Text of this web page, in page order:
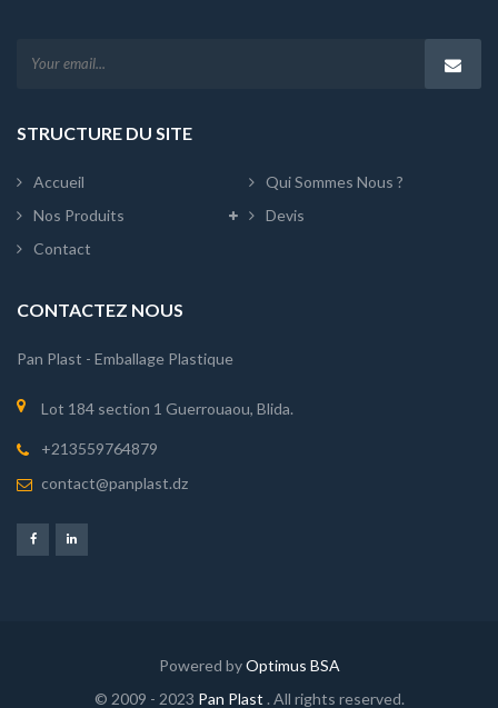
STRUCTURE DU SITE
Accueil
Qui Sommes Nous ?
Nos Produits
Devis
Contact
CONTACTEZ NOUS
Pan Plast - Emballage Plastique
Lot 184 section 1 Guerrouaou, Blida.
+213559764879
contact@panplast.dz
Powered byOptimus BSA
© 2009 - 2023 Pan Plast . All rights reserved.